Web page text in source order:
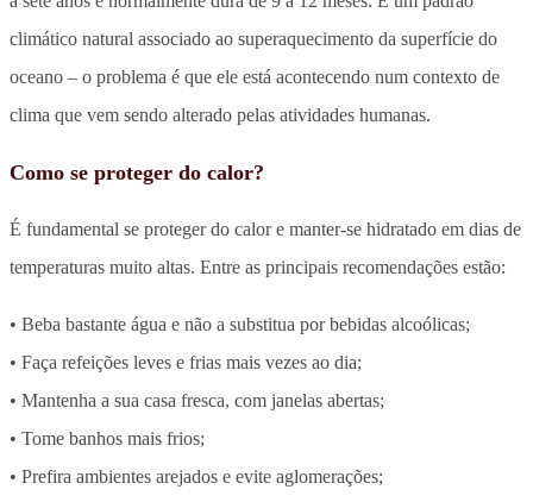
climático natural associado ao superaquecimento da superfície do
oceano – o problema é que ele está acontecendo num contexto de
clima que vem sendo alterado pelas atividades humanas.
Como se proteger do calor?
É fundamental se proteger do calor e manter-se hidratado em dias de
temperaturas muito altas. Entre as principais recomendações estão:
• Beba bastante água e não a substitua por bebidas alcoólicas;
• Faça refeições leves e frias mais vezes ao dia;
• Mantenha a sua casa fresca, com janelas abertas;
• Tome banhos mais frios;
• Prefira ambientes arejados e evite aglomerações;